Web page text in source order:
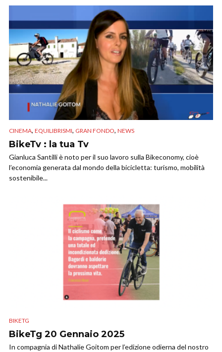
CINEMA, EQUILIBRISMI, GRAN FONDO, NEWS
BikeTv : la tua Tv
Gianluca Santilli è noto per il suo lavoro sulla Bikeconomy, cioè
l’economia generata dal mondo della bicicletta: turismo, mobilità
sostenibile...
BIKETG
BikeTg 20 Gennaio 2025
In compagnia di Nathalie Goitom per l’edizione odierna del nostro